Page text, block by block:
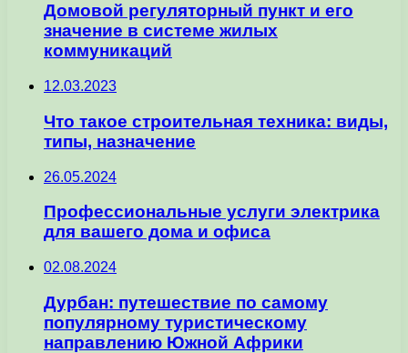
Домовой регуляторный пункт и его
значение в системе жилых
коммуникаций
12.03.2023
Что такое строительная техника: виды,
типы, назначение
26.05.2024
Профессиональные услуги электрика
для вашего дома и офиса
02.08.2024
Дурбан: путешествие по самому
популярному туристическому
направлению Южной Африки